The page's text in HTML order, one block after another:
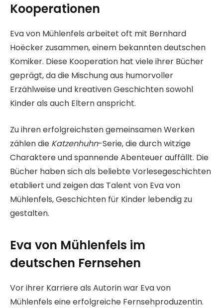
Kooperationen
Eva von Mühlenfels arbeitet oft mit Bernhard
Hoëcker zusammen, einem bekannten deutschen
Komiker. Diese Kooperation hat viele ihrer Bücher
geprägt, da die Mischung aus humorvoller
Erzählweise und kreativen Geschichten sowohl
Kinder als auch Eltern anspricht.
Zu ihren erfolgreichsten gemeinsamen Werken
zählen die Katzenhuhn-Serie, die durch witzige
Charaktere und spannende Abenteuer auffällt. Die
Bücher haben sich als beliebte Vorlesegeschichten
etabliert und zeigen das Talent von Eva von
Mühlenfels, Geschichten für Kinder lebendig zu
gestalten.
Eva von Mühlenfels im
deutschen Fernsehen
Vor ihrer Karriere als Autorin war Eva von
Mühlenfels eine erfolgreiche Fernsehproduzentin.